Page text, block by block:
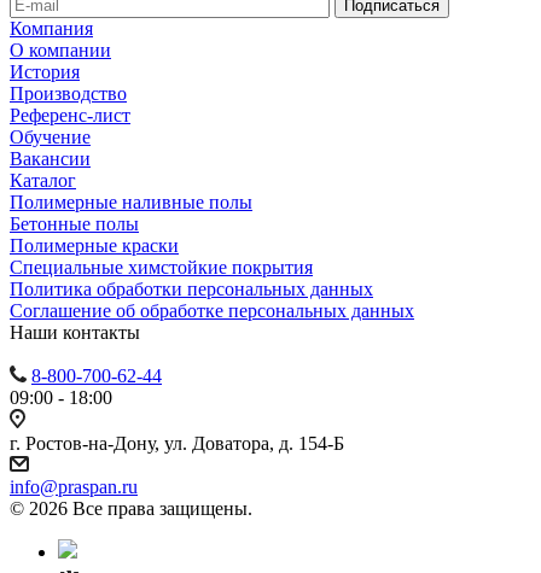
Компания
О компании
История
Производство
Референс-лист
Обучение
Вакансии
Каталог
Полимерные наливные полы
Бетонные полы
Полимерные краски
Специальные химстойкие покрытия
Политика обработки персональных данных
Cоглашение об обработке персональных данных
Наши контакты
8-800-700-62-44
09:00 - 18:00
г. Ростов-на-Дону, ул. Доватора, д. 154-Б
info@praspan.ru
© 2026 Все права защищены.